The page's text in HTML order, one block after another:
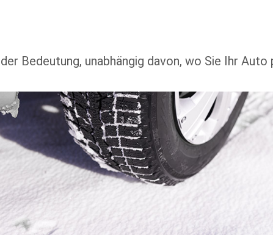
Bedeutung, unabhängig davon, wo Sie Ihr Auto